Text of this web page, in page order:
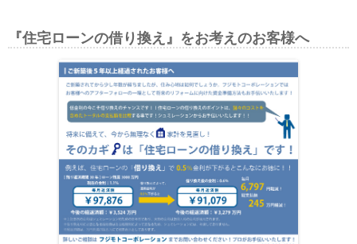
『住宅ローンの借り換え』をお考えのお客様へ